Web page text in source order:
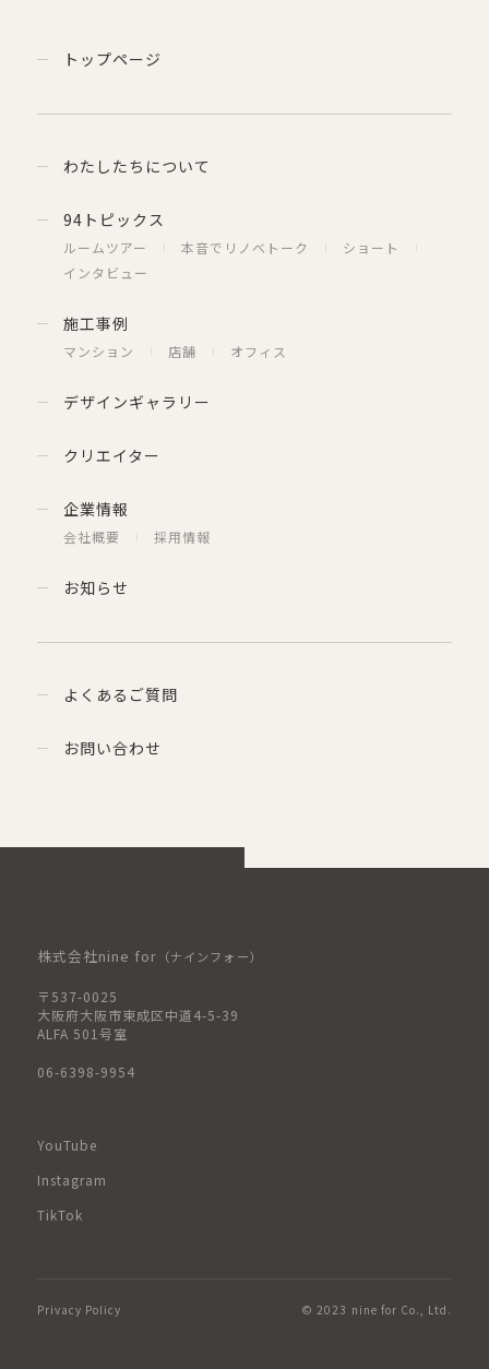
トップページ
わたしたちについて
94トピックス
ルームツアー 本音でリノベトーク
ショート
インタビュー
施工事例
マンション 店舗 オフィス
デザインギャラリー
クリエイター
企業情報
会社概要 採用情報
お知らせ
よくあるご質問
お問い合わせ
株式会社nine for （ナインフォー）
〒537-0025
大阪府大阪市東成区中道4-5-39
ALFA 501号室
06-6398-9954
YouTube
Instagram
TikTok
Privacy Policy © 2023 nine for Co., Ltd.